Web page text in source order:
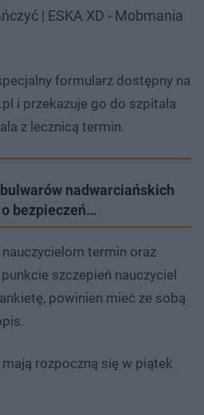
| ESKA XD - Mobmania
formularz dostępny na
i przekazuje go do szpitala
z lecznicą termin.
nadwarciańskich
bezpieczeń…
termin oraz
szczepień nauczyciel
powinien mieć ze sobą
rozpoczną się w piątek